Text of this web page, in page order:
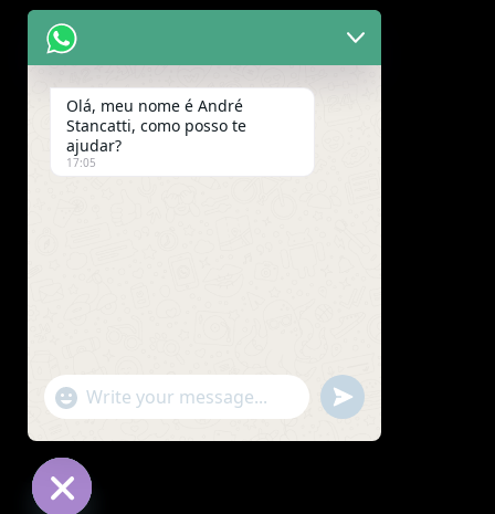
Olá, meu nome é André
Stancatti, como posso te
ajudar?
17:05
"+chaty_settings.lang.emoji_picker+"
WhatsApp
Message
undefined